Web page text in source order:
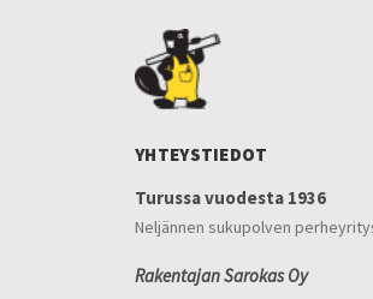
YHTEYSTIEDOT
Turussa vuodesta 1936
Neljännen sukupolven
Rakentajan Sarokas Oy